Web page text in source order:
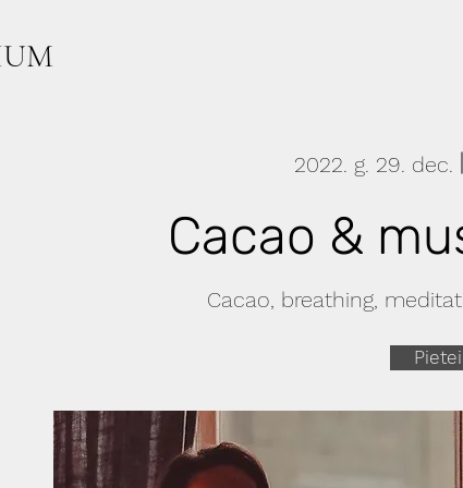
2022. g. 29. dec.
Cacao &
Cacao, breathing,